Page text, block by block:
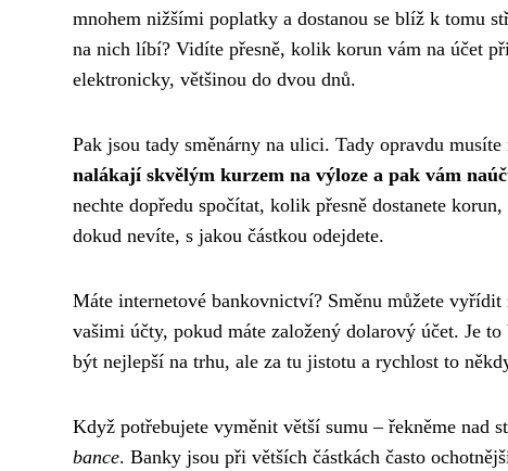
mnohem nižšími poplatky a dostanou se blíž k tomu
na nich líbí? Vidíte přesně, kolik korun vám na účet
elektronicky, většinou do dvou dnů.
Pak jsou tady směnárny na ulici. Tady opravdu
nalákají skvělým kurzem na výloze a pak vám
nechte dopředu spočítat, kolik přesně dostanete
dokud nevíte, s jakou částkou odejdete.
Máte internetové bankovnictví? Směnu můžete
vašimi účty, pokud máte založený dolarový účet. Je
být nejlepší na trhu, ale za tu jistotu a rychlost to
Když potřebujete vyměnit větší sumu – řekněme nad
bance. Banky jsou při větších částkách často